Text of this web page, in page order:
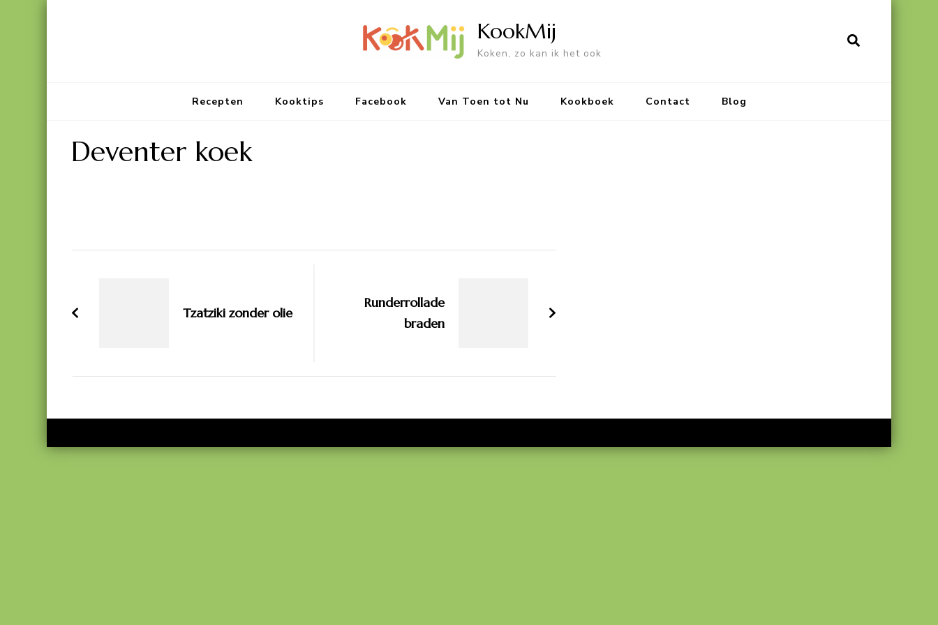
KookMij
Koken, zo kan ik het ook
Recepten Kooktips Facebook Van Toen tot Nu Kookboek Contact Blog
Deventer koek
Tzatziki zonder olie
Runderrollade
braden